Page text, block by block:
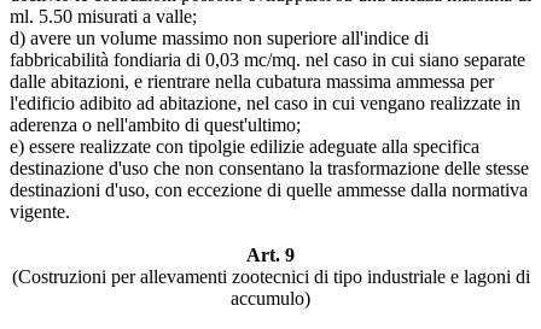
ml. 5.50 misurati a valle;
d) avere un volume massimo non superiore all'indice di
fabbricabilità fondiaria di 0,03 mc/mq. nel caso in cui siano separate
dalle abitazioni, e rientrare nella cubatura massima ammessa per
l'edificio adibito ad abitazione, nel caso in cui vengano realizzate in
aderenza o nell'ambito di quest'ultimo;
e) essere realizzate con tipolgie edilizie adeguate alla specifica
destinazione d'uso che non consentano la trasformazione delle stesse
destinazioni d'uso, con eccezione di quelle ammesse dalla normativa
vigente.
Art. 9
(Costruzioni per allevamenti zootecnici di tipo industriale e lagoni di
accumulo)